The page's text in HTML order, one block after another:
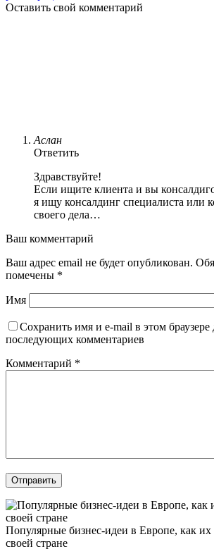
Оставить свой комментарий
Аслан
Ответить
Здравствуйте!
Если ищите клиента и вы
я ищу консалдинг специалиста или
своего дела…
Ваш комментарий
Ваш адрес email не будет опубликован.
помечены *
Имя
Сохранить имя и e-mail в этом браузере
последующих комментариев
Комментарий *
Отправить
Популярные бизнес-идеи в Европе, как их
своей стране